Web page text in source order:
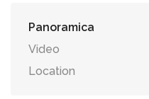
Panoramica
Video
Location